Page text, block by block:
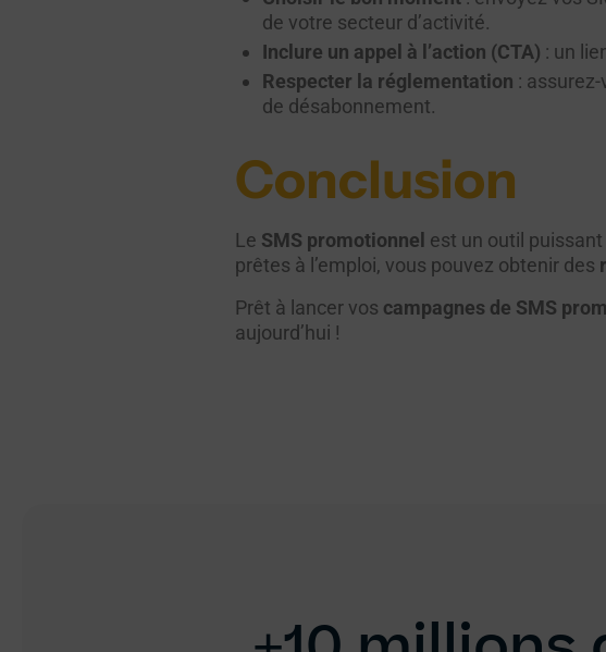
de votre secteur d’activité.
Inclure un appel à l’action (CTA) : un
Respecter la réglementation :
de désabonnement.
Conclusion
Le SMS promotionnel est un outil
prêtes à l’emploi, vous pouvez obtenir des
Prêt à lancer vos campagnes de SMS
aujourd’hui !